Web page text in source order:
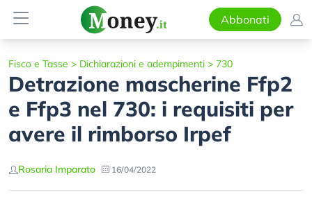
Abbonati
Fisco e Tasse > Dichiarazioni e adempimenti > 730
Detrazione mascherine Ffp2
e Ffp3 nel 730: i requisiti per
avere il rimborso Irpef
Rosaria Imparato 16/04/2022